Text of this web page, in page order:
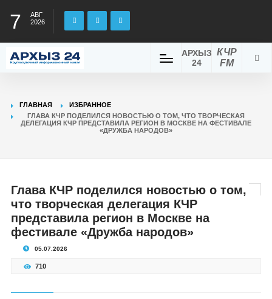
7
АВГ
2026
КЧР
FM
АРХЫЗ
24
ГЛАВНАЯ
ИЗБРАННОЕ
ГЛАВА КЧР ПОДЕЛИЛСЯ НОВОСТЬЮ О ТОМ, ЧТО ТВОРЧЕСКАЯ
ДЕЛЕГАЦИЯ КЧР ПРЕДСТАВИЛА РЕГИОН В МОСКВЕ НА ФЕСТИВАЛЕ
«ДРУЖБА НАРОДОВ»
Глава КЧР поделился новостью о том,
что творческая делегация КЧР
представила регион в Москве на
фестивале «Дружба народов»
05.07.2026
710